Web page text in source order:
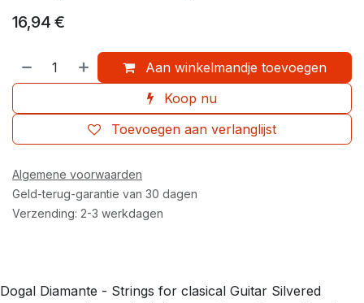
16,94 €
Aan winkelmandje toevoegen
Koop nu
Toevoegen aan verlanglijst
Algemene voorwaarden
Geld-terug-garantie van 30 dagen
Verzending: 2-3 werkdagen
Dogal Diamante - Strings for clasical Guitar Silvered